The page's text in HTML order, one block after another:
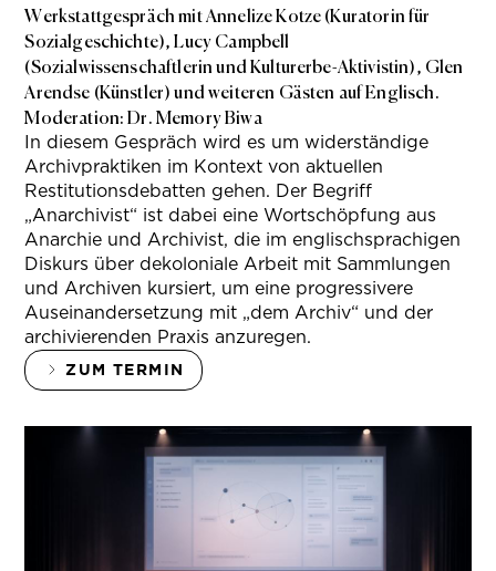
Werkstattgespräch mit Annelize Kotze (Kuratorin für
Sozialgeschichte), Lucy Campbell
(Sozialwissenschaftlerin und Kulturerbe-Aktivistin), Glen
Arendse (Künstler) und weiteren Gästen auf Englisch.
Moderation: Dr. Memory Biwa
In diesem Gespräch wird es um widerständige
Archivpraktiken im Kontext von aktuellen
Restitutionsdebatten gehen. Der Begriff
„Anarchivist“ ist dabei eine Wortschöpfung aus
Anarchie und Archivist, die im englischsprachigen
Diskurs über dekoloniale Arbeit mit Sammlungen
und Archiven kursiert, um eine progressivere
Auseinandersetzung mit „dem Archiv“ und der
archivierenden Praxis anzuregen.
ZUM TERMIN